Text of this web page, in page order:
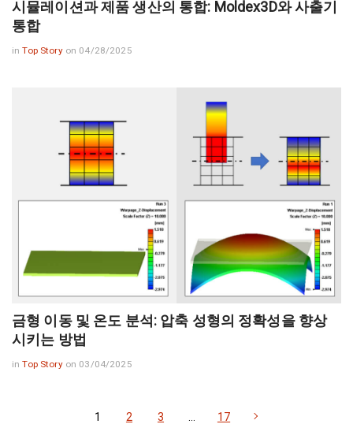
시뮬레이션과 제품 생산의 통합: Moldex3D와 사출기
통합
inTop Story on 04/28/2025
금형 이동 및 온도 분석: 압축 성형의 정확성을 향상
시키는 방법
inTop Story on 03/04/2025
1 2 3 17